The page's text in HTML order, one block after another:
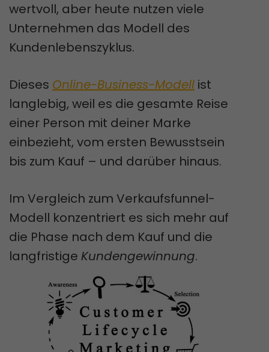
wertvoll, aber heute nutzen viele
Unternehmen das Modell des
Kundenlebenszyklus.
Dieses Online-Business-Modell ist
langlebig, weil es die gesamte Reise
einer Person mit deiner Marke
einbezieht, vom ersten Bewusstsein
bis zum Kauf – und darüber hinaus.
Im Vergleich zum Verkaufsfunnel-
Modell konzentriert es sich mehr auf
die Phase nach dem Kauf und die
langfristige Kundengewinnung.